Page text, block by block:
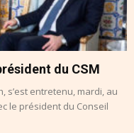
du CSM
s’est entretenu, mardi, au
le président du Conseil